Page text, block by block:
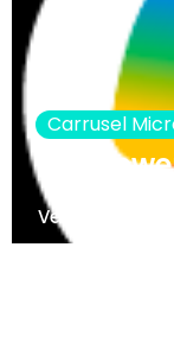
Carrusel
IA y
Ver nota